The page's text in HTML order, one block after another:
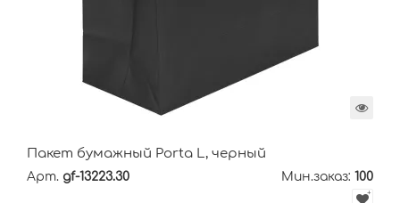
Пакет бумажный Porta L, черный
Арт. gf-13223.30 Мин.заказ: 100